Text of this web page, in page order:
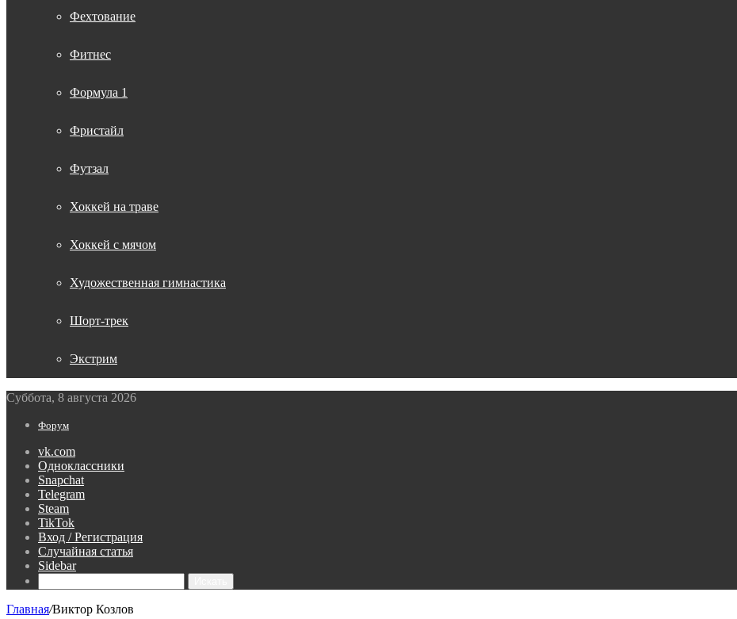
Фехтование
Фитнес
Формула 1
Фристайл
Футзал
Хоккей на траве
Хоккей с мячом
Художественная гимнастика
Шорт-трек
Экстрим
Суббота, 8 августа 2026
Форум
vk.com
Одноклассники
Snapchat
Telegram
Steam
TikTok
Вход / Регистрация
Случайная статья
Sidebar
Главная/Виктор Козлов